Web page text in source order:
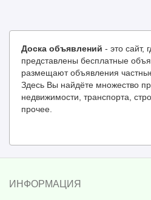
Доска объявлений - это сайт,
представлены бесплатные
размещают объявления
Здесь Вы найдёте множество
недвижимости, транспорта,
прочее.
ИНФОРМАЦИЯ